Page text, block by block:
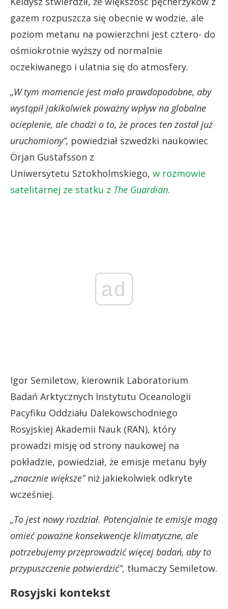
gazem rozpuszcza się obecnie w wodzie, ale
poziom metanu na powierzchni jest cztero- do
ośmiokrotnie wyższy od normalnie
oczekiwanego i ulatnia się do atmosfery.
„W tym momencie jest mało prawdopodobne, aby
wystąpił jakikolwiek poważny wpływ na globalne
ocieplenie, ale chodzi o to, że proces ten został już
uruchomiony”, powiedział szwedzki naukowiec
Örjan Gustafsson z
Uniwersytetu Sztokholmskiego, w rozmowie
satelitarnej ze statku z The Guardian.
ad
Igor Semiletow, kierownik Laboratorium
Badań Arktycznych Instytutu Oceanologii
Pacyfiku Oddziału Dalekowschodniego
Rosyjskiej Akademii Nauk (RAN), który
prowadzi misję od strony naukowej na
pokładzie, powiedział, że emisje metanu były
„znacznie większe”niż jakiekolwiek odkryte
wcześniej.
„To jest nowy rozdział. Potencjalnie te emisje mogą
omieć poważne konsekwencje klimatyczne, ale
potrzebujemy przeprowadzić więcej badań, aby to
przypuszczenie potwierdzić”, tłumaczy Semiletow.
Rosyjski kontekst